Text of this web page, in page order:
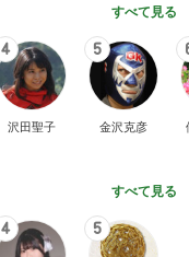
すべて見る
4
沢田聖子
5
金沢克彦
すべて見る
4 5